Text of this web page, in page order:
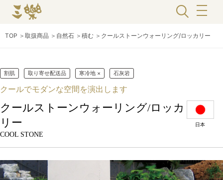
TOP ＞ 取扱商品 ＞ 自然石＞ 積む＞ クールストーンウォーリング/ロッカリー
割肌 取り寄せ配送品 寒冷地 × 石灰岩
クールでモダンな空間を演出します
クールストーンウォーリング/ロッカ
リー
COOL STONE
日本